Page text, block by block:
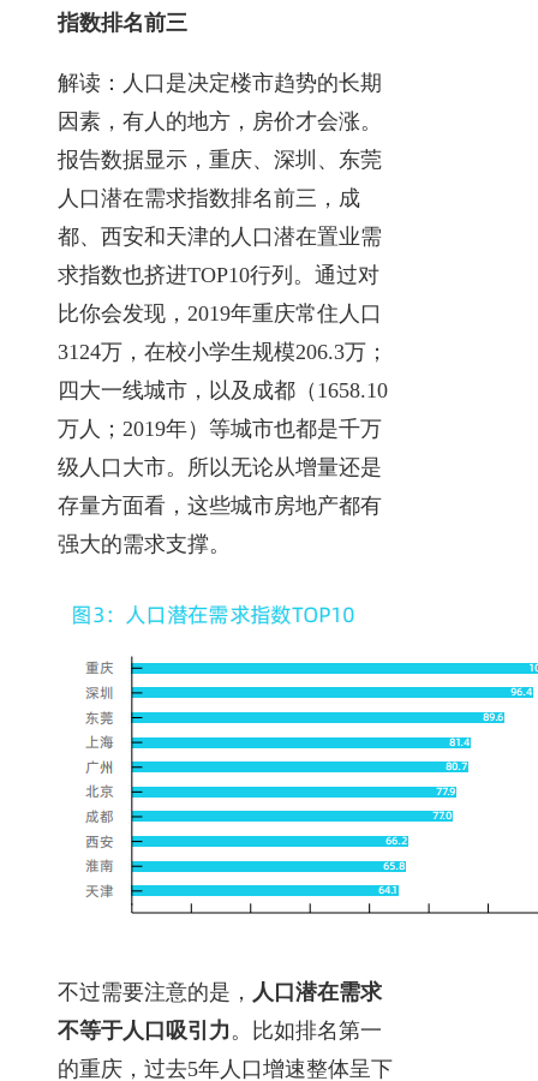
指数排名前三
解读：人口是决定楼市趋势的长期
因素，有人的地方，房价才会涨。
报告数据显示，重庆、深圳、东莞
人口潜在需求指数排名前三，成
都、西安和天津的人口潜在置业需
求指数也挤进TOP10行列。通过对
比你会发现，2019年重庆常住人口
3124万，在校小学生规模206.3万；
四大一线城市，以及成都（1658.10
万人；2019年）等城市也都是千万
级人口大市。所以无论从增量还是
存量方面看，这些城市房地产都有
强大的需求支撑。
不过需要注意的是， 人口潜在需求
不等于人口吸引力 。比如排名第一
的重庆，过去5年人口增速整体呈下